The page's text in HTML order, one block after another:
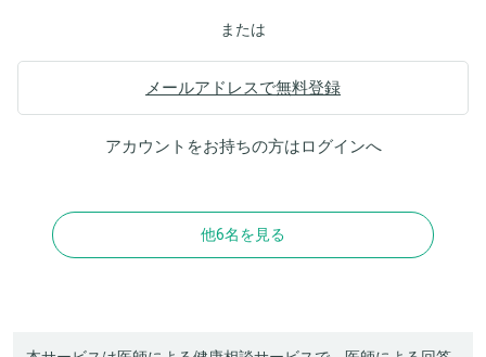
または
メールアドレスで無料登録
アカウントをお持ちの方はログインへ
他6名を見る